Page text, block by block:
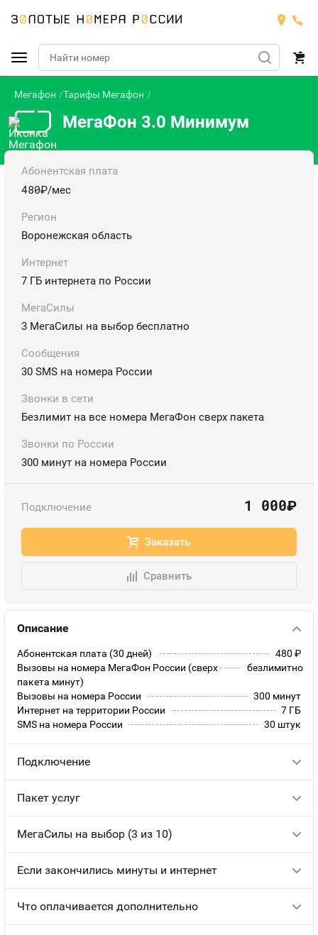
Подобрать номер
МТС
МТС
Номера
Билайн
Тарифы
МЕГАФОН
Тарифы
Номера
Теле2
Тарифы
Йота
ЙОТА
Номера
Продать номер
Контакты
Мегафон Тарифы Мегафон
МегаФон 3.0 Минимум
Абонентская плата
480руб./мес
Регион
Воронежская область
Интернет
7 ГБ интернета по России
МегаСилы
3 МегаСилы на выбор бесплатно
Сообщения
30 SMS на номера России
Звонки в сети
Безлимит на все номера МегаФон сверх пакета
Звонки по России
300 минут на номера России
Подключение 1 000руб.
Заказать
Сравнить
Описание
Абонентская плата (30 дней) 480 руб.
Вызовы на номера МегаФон России (сверх
пакета минут)
безлимитно
Вызовы на номера России
300 минут
Интернет на территории России
7 ГБ
SMS на номера России
30 штук
Подключение
Пакет услуг
МегаСилы на выбор (3 из 10)
Если закончились минуты и интернет
Что оплачивается дополнительно